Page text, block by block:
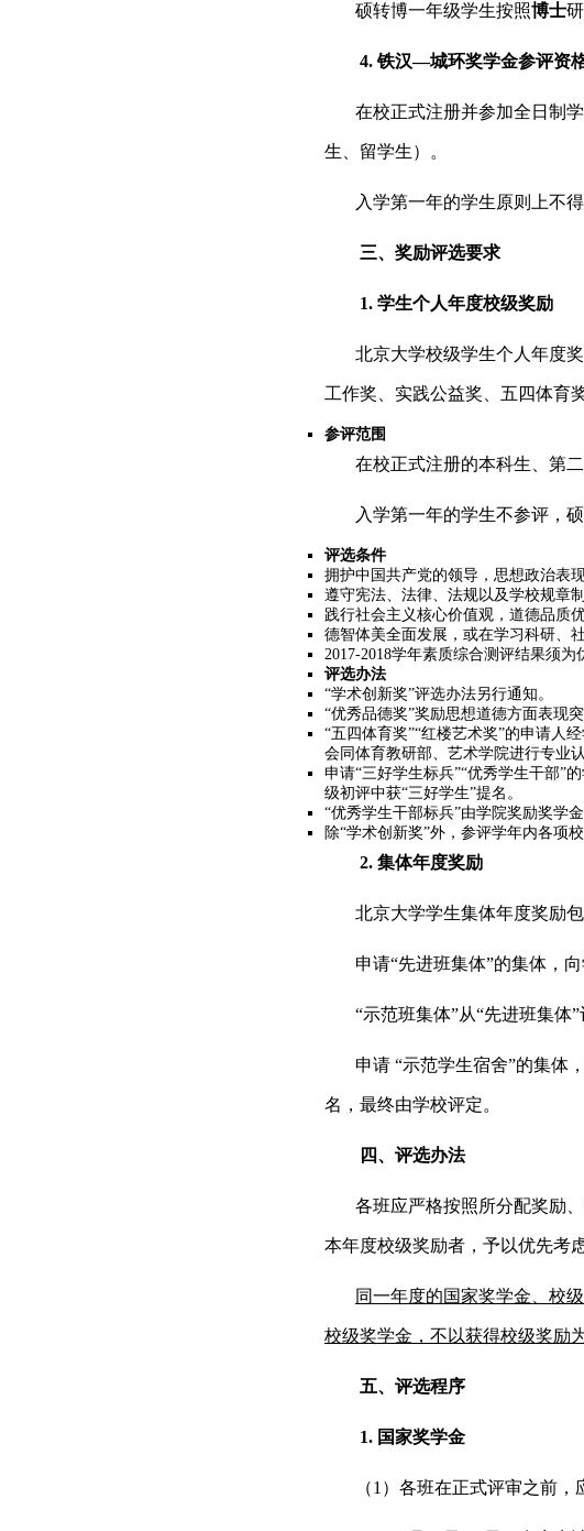
硕转博一年级学生按照博士
4. 铁汉—城环奖学金参评资
在校正式注册并参加全日制
生、留学生）。
入学第一年的学生原则上不
三、奖励评选要求
1. 学生个人年度校级奖励
北京大学校级学生个人年度
工作奖、实践公益奖、五四体育
参评范围
在校正式注册的本科生、第
入学第一年的学生不参评，
评选条件
拥护中国共产党的领导，思想政治表现
遵守宪法、法律、法规以及学校规章制
践行社会主义核心价值观，道德品质优
德智体美全面发展，或在学习科研、
2017-2018学年素质综合测评结果须为
评选办法
“学术创新奖”评选办法另行通知。
“优秀品德奖”奖励思想道德方面表现
“五四体育奖”“红楼艺术奖”的申请人
会同体育教研部、艺术学院进行专业
申请“三好学生标兵”“优秀学生干部”
级初评中获“三好学生”提名。
“优秀学生干部标兵”由学院奖励奖学
除“学术创新奖”外，参评学年内各项
2. 集体年度奖励
北京大学学生集体年度奖励
申请“先进班集体”的集体，
“示范班集体”从“先进班集体
申请 “示范学生宿舍”的集体
名，最终由学校评定。
四、评选办法
各班应严格按照所分配奖励
本年度校级奖励者，予以优先考
同一年度的国家奖学金、校
校级奖学金，不以获得校级奖励
五、评选程序
1. 国家奖学金
（1）各班在正式评审之前